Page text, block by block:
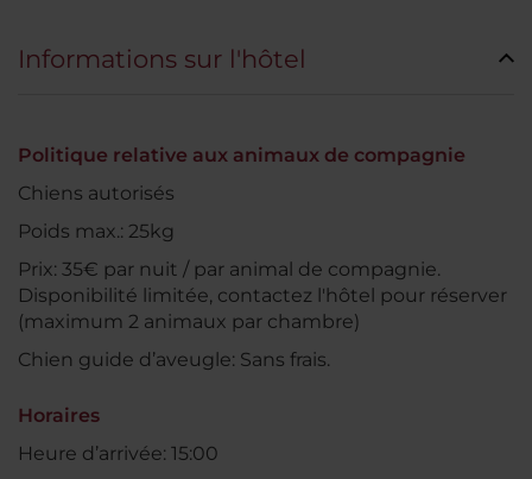
Informations sur l'hôtel
Politique relative aux animaux de compagnie
Chiens autorisés
Poids max.: 25kg
Prix: 35€ par nuit / par animal de compagnie.
Disponibilité limitée, contactez l'hôtel pour réserver
(maximum 2 animaux par chambre)
Chien guide d’aveugle: Sans frais.
Horaires
Heure d’arrivée: 15:00